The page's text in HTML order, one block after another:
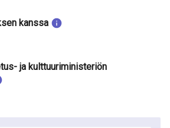
kanssa
ja kulttuuriministeriön